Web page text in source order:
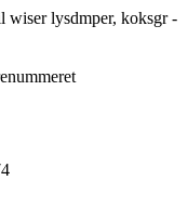
wiser lysdmper, koksgr -